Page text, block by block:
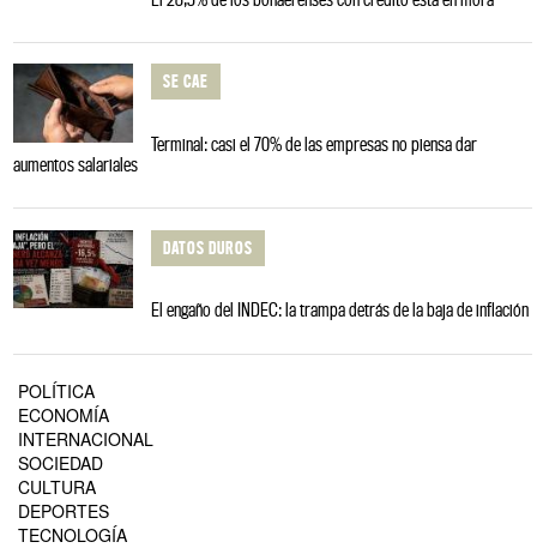
SE CAE
Terminal: casi el 70% de las empresas no piensa dar
aumentos salariales
DATOS DUROS
El engaño del INDEC: la trampa detrás de la baja de inflación
POLÍTICA
ECONOMÍA
INTERNACIONAL
SOCIEDAD
CULTURA
DEPORTES
TECNOLOGÍA